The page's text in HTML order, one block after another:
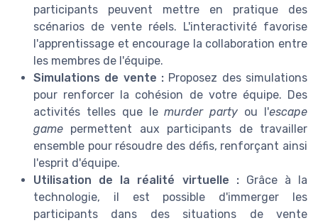
participants peuvent mettre en pratique des
scénarios de vente réels. L'interactivité favorise
l'apprentissage et encourage la collaboration entre
les membres de l'équipe.
Simulations de vente : Proposez des simulations
pour renforcer la cohésion de votre équipe. Des
activités telles que lemurder party ou l'escape
game permettent aux participants de travailler
ensemble pour résoudre des défis, renforçant ainsi
l'esprit d'équipe.
Utilisation de la réalité virtuelle :Grâce à la
technologie, il est possible d'immerger les
participants dans des situations de vente